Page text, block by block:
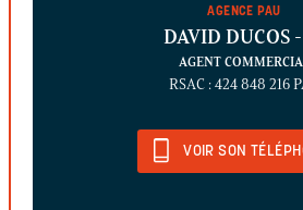
AGENCE PAU
DAVID DUCOS
AGENT
RSAC : 424 848 216
VOIR SON